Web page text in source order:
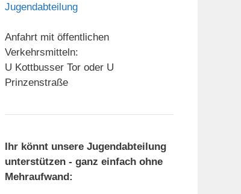
Jugendabteilung
Anfahrt mit öffentlichen
Verkehrsmitteln:
U Kottbusser Tor oder U
Prinzenstraße
Ihr könnt unsere Jugendabteilung
unterstützen - ganz einfach ohne
Mehraufwand: